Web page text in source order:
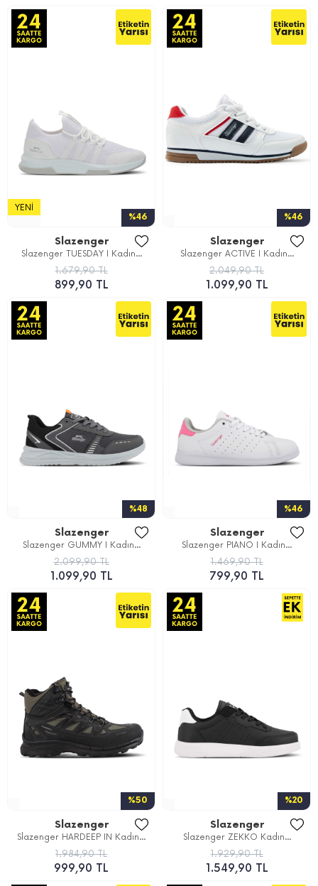
%46
YENI
Slazenger
Slazenger TUESDAY I Kadın...
1.679,90 TL
899,90 TL
%46
Slazenger
Slazenger ACTIVE I Kadın...
2.049,90 TL
1.099,90 TL
%48
Slazenger
Slazenger GUMMY I Kadın...
2.099,90 TL
1.099,90 TL
%46
Slazenger
Slazenger PIANO I Kadın...
1.469,90 TL
799,90 TL
%50
Slazenger
Slazenger HARDEEP IN Kadın...
1.984,90 TL
999,90 TL
%20
Slazenger
Slazenger ZEKKO Kadın...
1.929,90 TL
1.549,90 TL